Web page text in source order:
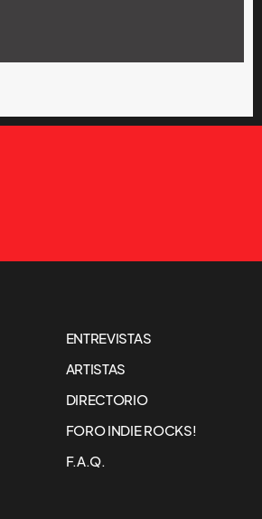
ENTREVISTAS
ARTISTAS
DIRECTORIO
FORO INDIE ROCKS!
F.A.Q.